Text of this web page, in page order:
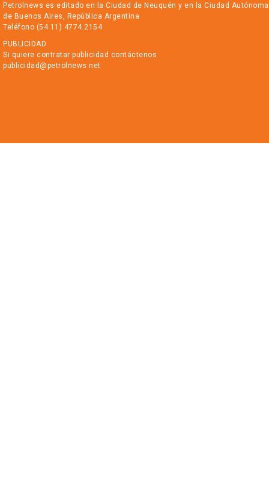
Petrolnews es editado en la Ciudad de Neuquén y en la Ciudad Autónoma
de Buenos Aires, República Argentina
Teléfono (54 11) 4774 2154
PUBLICIDAD
Si quiere contratar publicidad contáctenos
publicidad@petrolnews.net